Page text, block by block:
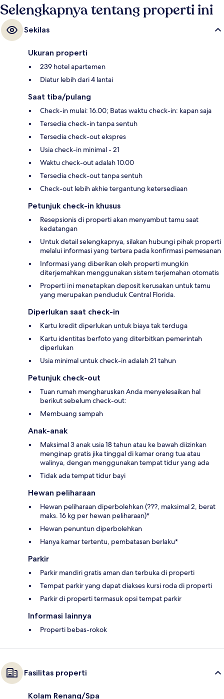
Selengkapnya tentang properti ini
Sekilas
Ukuran properti
239 hotel apartemen
Diatur lebih dari 4 lantai
Saat tiba/pulang
Check-in mulai: 16.00; Batas waktu check-in: kapan saja
Tersedia check-in tanpa sentuh
Tersedia check-out ekspres
Usia check-in minimal - 21
Waktu check-out adalah 10.00
Tersedia check-out tanpa sentuh
Check-out lebih akhie tergantung ketersediaan
Petunjuk check-in khusus
Resepsionis di properti akan menyambut tamu saat
kedatangan
Untuk detail selengkapnya, silakan hubungi pihak properti
melalui informasi yang tertera pada konfirmasi pemesanan
Informasi yang diberikan oleh properti mungkin
diterjemahkan menggunakan sistem terjemahan otomatis
Properti ini menetapkan deposit kerusakan untuk tamu
yang merupakan penduduk Central Florida.
Diperlukan saat check-in
Kartu kredit diperlukan untuk biaya tak terduga
Kartu identitas berfoto yang diterbitkan pemerintah
diperlukan
Usia minimal untuk check-in adalah 21 tahun
Petunjuk check-out
Tuan rumah mengharuskan Anda menyelesaikan hal
berikut sebelum check-out:
Membuang sampah
Anak-anak
Maksimal 3 anak usia 18 tahun atau ke bawah diizinkan
menginap gratis jika tinggal di kamar orang tua atau
walinya, dengan menggunakan tempat tidur yang ada
Tidak ada tempat tidur bayi
Hewan peliharaan
Hewan peliharaan diperbolehkan (???, maksimal 2, berat
maks. 16 kg per hewan peliharaan)*
Hewan penuntun diperbolehkan
Hanya kamar tertentu, pembatasan berlaku*
Parkir
Parkir mandiri gratis aman dan terbuka di properti
Tempat parkir yang dapat diakses kursi roda di properti
Parkir di properti termasuk opsi tempat parkir
Informasi lainnya
Properti bebas-rokok
Fasilitas properti
Kolam Renang/Spa